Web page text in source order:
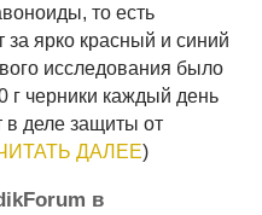
то есть
ярко красный и синий
исследования было
г черники каждый день
деле защиты от
ДАЛЕЕ)
в